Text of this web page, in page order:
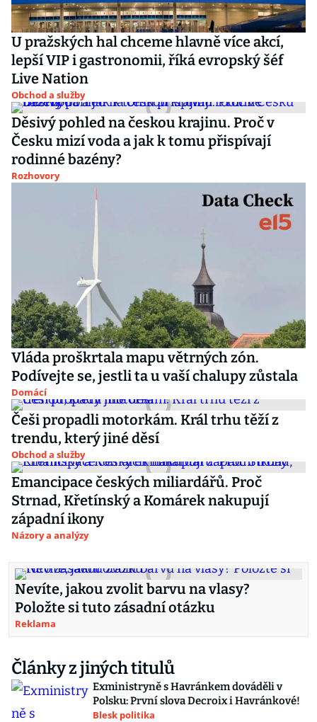
U pražských hal chceme hlavně více akcí,
lepší VIP i gastronomii, říká evropský šéf
Live Nation
Obchod a služby
Děsivý pohled na českou krajinu. Proč v
Česku mizí voda a jak k tomu přispívají
rodinné bazény?
Rozhovory
Vláda proškrtala mapu větrných zón.
Podívejte se, jestli ta u vaší chalupy zůstala
Domácí
Češi propadli motorkám. Král trhu těží z
trendu, který jiné děsí
Obchod a služby
Emancipace českých miliardářů. Proč
Strnad, Křetínský a Komárek nakupují
západní ikony
Názory a analýzy
Nevíte, jakou zvolit barvu na vlasy?
Položte si tuto zásadní otázku
Reklama
Články z jiných titulů
Exministryně s Havránkem dováděli v
Polsku: První slova Decroix i Havránkové!
Blesk politika